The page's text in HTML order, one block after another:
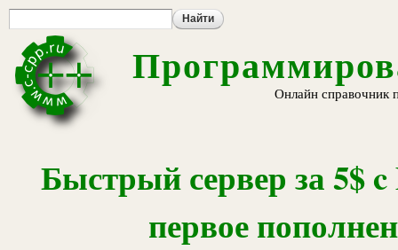
Онлайн справочник
Быстрый сервер за 5$
первое